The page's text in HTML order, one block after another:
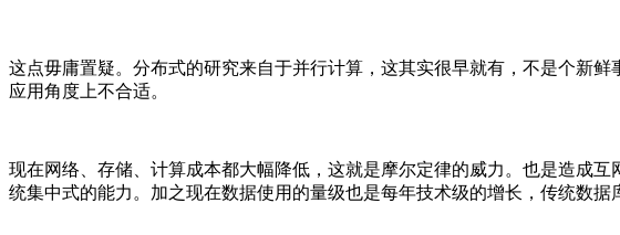
这点毋庸置疑。分布式的研究来自于并行计算，这其实很早就有，不是个新
应用角度上不合适。
现在网络、存储、计算成本都大幅降低，这就是摩尔定律的威力。也是造成
统集中式的能力。加之现在数据使用的量级也是每年技术级的增长，传统数